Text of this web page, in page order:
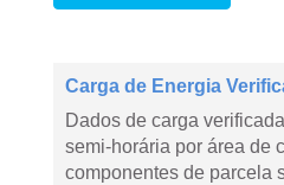
Carga de Energia
Dados de carga
semi-horária por área de
componentes de parcela